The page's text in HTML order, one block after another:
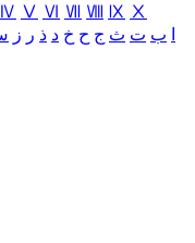
Ⅳ Ⅴ Ⅵ Ⅶ Ⅷ Ⅸ Ⅹ
ب ت ث ج ح خ د ذ ر ز